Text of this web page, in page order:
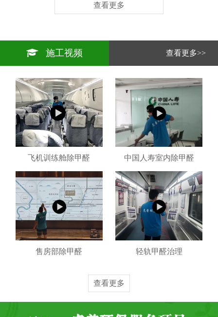
查看更多
查看更多>>
施工视频
飞机训练舱除甲醛 中国人寿室内除甲醛
售房部除甲醛 轻轨甲醛治理
查看更多